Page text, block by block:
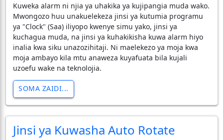
Kuweka alarm ni njia ya uhakika ya kujipangia muda wako.
Mwongozo huu unakuelekeza jinsi ya kutumia programu
ya "Clock" (Saa) iliyopo kwenye simu yako, jinsi ya
kuchagua muda, na jinsi ya kuhakikisha kuwa alarm hiyo
inalia kwa siku unazozihitaji. Ni maelekezo ya moja kwa
moja ambayo kila mtu anaweza kuyafuata bila kujali
uzoefu wake na teknolojia.
SOMA ZAIDI...
Jinsi ya Kuwasha Auto Rotate